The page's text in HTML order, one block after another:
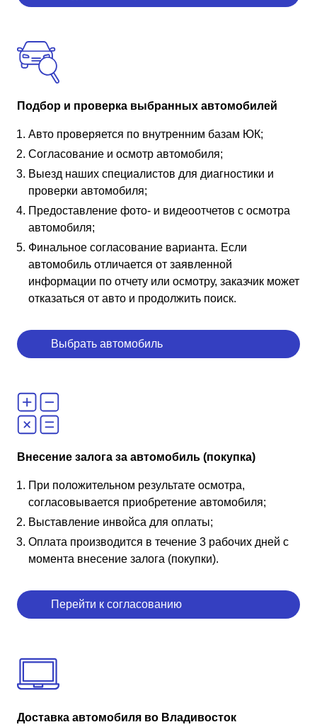
Подбор и проверка выбранных автомобилей
Авто проверяется по внутренним базам ЮК;
Согласование и осмотр автомобиля;
Выезд наших специалистов для диагностики и
проверки автомобиля;
Предоставление фото- и видеоотчетов с осмотра
автомобиля;
Финальное согласование варианта. Если
автомобиль отличается от заявленной
информации по отчету или осмотру, заказчик может
отказаться от авто и продолжить поиск.
Выбрать автомобиль
Внесение залога за автомобиль (покупка)
При положительном результате осмотра,
согласовывается приобретение автомобиля;
Выставление инвойса для оплаты;
Оплата производится в течение 3 рабочих дней с
момента внесение залога (покупки).
Перейти к согласованию
Доставка автомобиля во Владивосток